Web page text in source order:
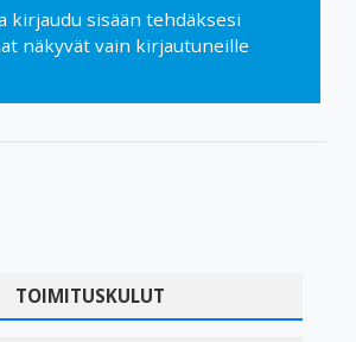
kirjaudu sisään tehdäksesi
näkyvät vain kirjautuneille
TOIMITUSKULUT